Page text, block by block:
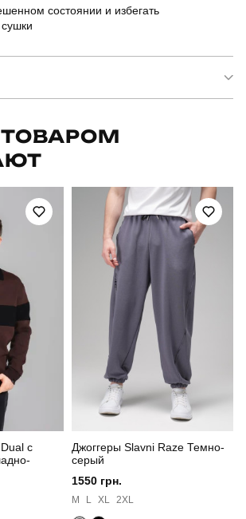
состоянии и избегать
сушки
для повсякденного носіння
повсякденний
100% поліестер
с
Джоггеры Slavni Raze Темно-
серый
1550 грн.
M L XL 2XL